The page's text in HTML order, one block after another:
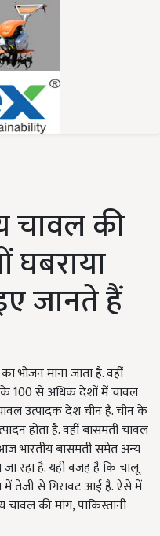
चावल की
घबराया
जानते हैं
भोजन माना जाता है. वहीं
100 से अधिक देशों में चावल
उत्पादक देश चीन है. चीन के
होता है. वहीं बासमती चावल
भारतीय बासमती समेत अन्य
रहा है. यही वजह है कि चालू
में तेजी से गिरावट आई है. ऐसे में
की मांग, पाकिस्तानी